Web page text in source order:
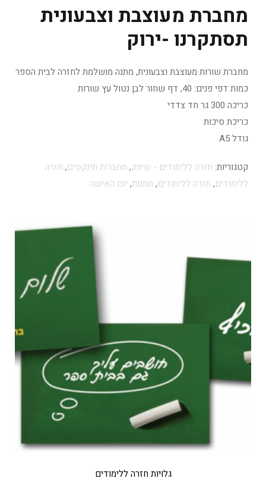
מחברת מעוצבת וצבעונית
תסתקרנו -ירוק
מחברת שורות מעוצבת וצבעונית, מתנה מושלמת לחזרה לבית הספר
כמות דפי פנים: 40, דף שחור לבן נטול עץ שורות
כריכה 300 גר חד צדדי
כריכת סיכות
גודל A5
קטגוריות: חזרה ללימודים - שיווק, מחברות ופנקסים, חזרה
ללימודים, חזרה ללימודים, מתנות, יום האישה
גלויות חזרה ללימודים